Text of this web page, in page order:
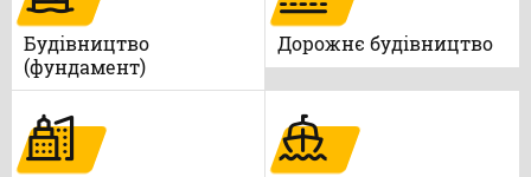
Будівництво
(фундамент)
Дорожнє будівництво